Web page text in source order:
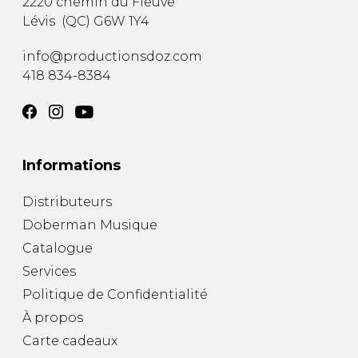
Lévis (QC) G6W 1Y4
info@productionsdoz.com
418 834-8384
Informations
Distributeurs
Doberman Musique
Catalogue
Services
Politique de Confidentialité
À propos
Carte cadeaux